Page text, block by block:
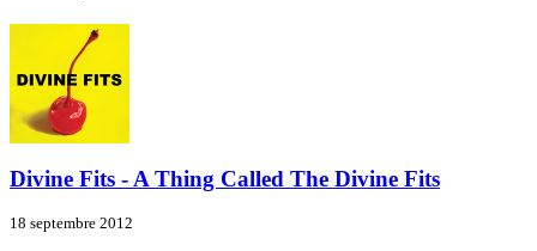
Divine Fits - A Thing Called The Divine Fits
18 septembre 2012